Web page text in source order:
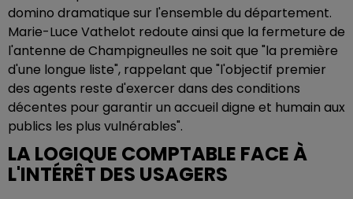
domino dramatique sur l'ensemble du département.
Marie-Luce Vathelot redoute ainsi que la fermeture de
l'antenne de Champigneulles ne soit que "la première
d'une longue liste", rappelant que "l'objectif premier
des agents reste d'exercer dans des conditions
décentes pour garantir un accueil digne et humain aux
publics les plus vulnérables".
LA LOGIQUE COMPTABLE FACE À
L'INTÉRÊT DES USAGERS